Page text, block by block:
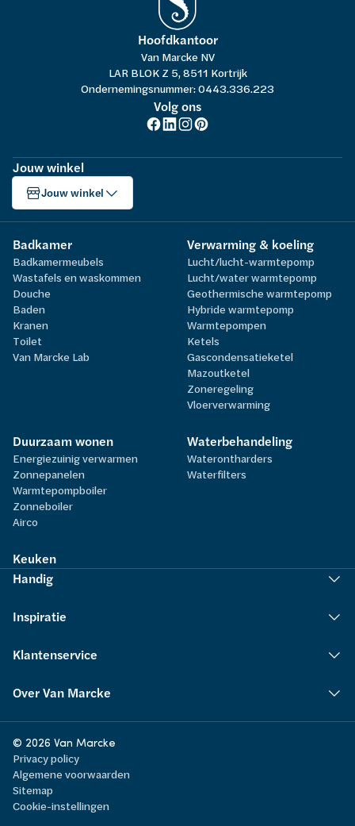
Hoofdkantoor
Van Marcke NV
LAR BLOK Z 5, 8511 Kortrijk
Ondernemingsnummer: 0443.336.223
Volg ons
Jouw winkel
Jouw winkel
Badkamer
Badkamermeubels
Wastafels en waskommen
Douche
Baden
Kranen
Toilet
Van Marcke Lab
Verwarming & koeling
Lucht/lucht-warmtepomp
Lucht/water warmtepomp
Geothermische warmtepomp
Hybride warmtepomp
Warmtepompen
Ketels
Gascondensatieketel
Mazoutketel
Zoneregeling
Vloerverwarming
Duurzaam wonen
Energiezuinig verwarmen
Zonnepanelen
Warmtepompboiler
Zonneboiler
Airco
Waterbehandeling
Waterontharders
Waterfilters
Keuken
Handig
Inspiratie
Klantenservice
Over Van Marcke
© 2026 Van Marcke
Privacy policy
Algemene voorwaarden
Sitemap
Cookie-instellingen